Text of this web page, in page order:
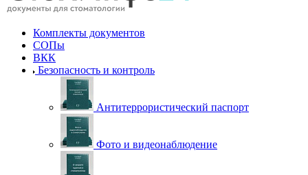
Комплекты документов
СОПы
ВКК
Безопасность и контроль
Антитеррористический паспорт
Фото и видеонаблюдение